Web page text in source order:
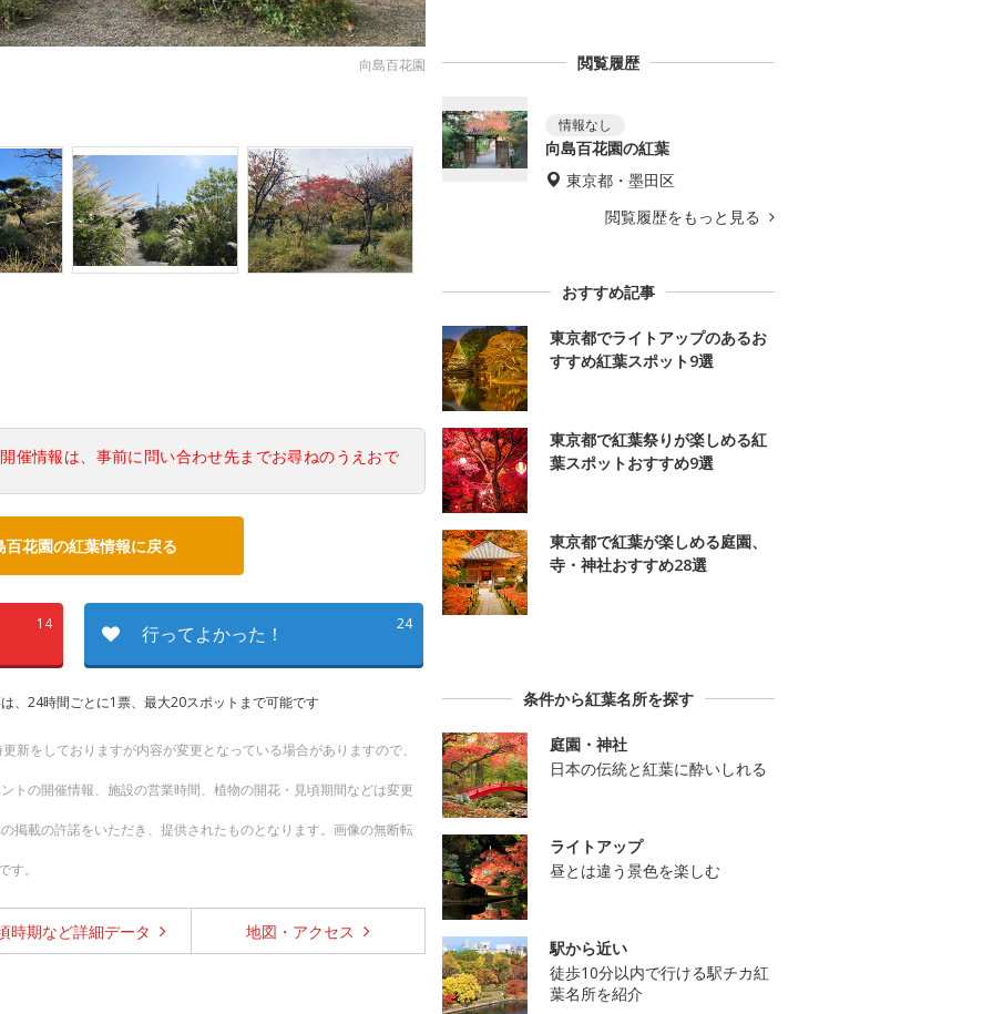
向島百花園
催情報は、事前に問い合わせ先までお尋ねのうえおで
百花園の紅葉情報に戻る
14 24
行ってよかった！
、24時間ごとに1票、最大20スポットまで可能です
をしておりますが内容が変更となっている場合がありますので、
トの開催情報、施設の営業時間、植物の開花・見頃期間などは変更
掲載の許諾をいただき、提供されたものとなります。画像の無断転
。
時期など詳細データ 地図・ アクセス
閲覧履歴
向島百花園の紅葉
東京都・墨田区
閲覧履歴をもっと見る
おすすめ記事
東京都でライトアップのあるお
すすめ紅葉スポット9選
東京都で紅葉祭りが楽しめる紅
葉スポットおすすめ9選
東京都で紅葉が楽しめる庭園、
寺・神社おすすめ28選
条件から紅葉名所を探す
庭園・神社
日本の伝統と紅葉に酔いしれる
ライトアップ
昼とは違う景色を楽しむ
駅から近い
徒歩10分以内で行ける駅チカ紅
葉名所を紹介